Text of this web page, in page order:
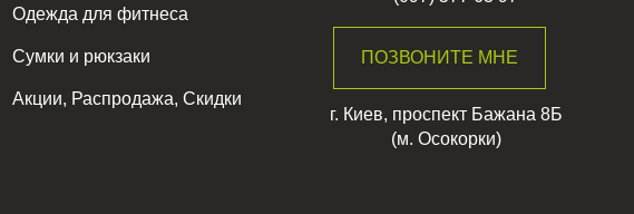
Одежда для фитнеса
Сумки и рюкзаки
Акции, Распродажа, Скидки
ПОЗВОНИТЕ МНЕ
г. Киев, проспект Бажана 8Б
(м. Осокорки)